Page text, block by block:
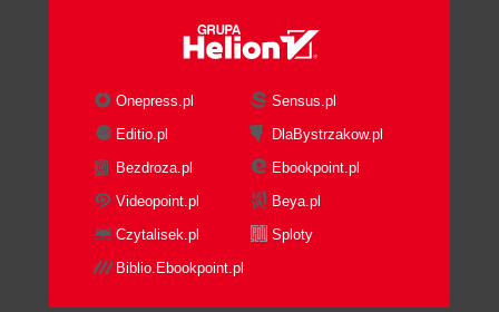
Rozdział 29. Boston Beer - król mikrobrowarów
Dodatek A Podsumowanie - pouczające wnioski
(515)
Onepress.pl
Sensus.pl
Editio.pl
DlaBystrzakow.pl
Bezdroza.pl
Ebookpoint.pl
Videopoint.pl
Beya.pl
Czytalisek.pl
Sploty
Biblio.Ebookpoint.pl